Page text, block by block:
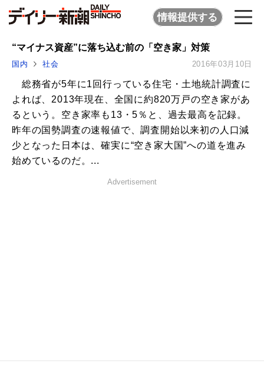
情報提供する
“マイナス資産”に落ち込む前の「空き家」対策
国内 社会 2016年03月10日
総務省が5年に1回行っている住宅・土地統計調査に
よれば、2013年現在、全国に約820万戸の空き家があ
るという。空き家率も13・5％と、過去最高を記録。
昨年の国勢調査の速報値で、調査開始以来初の人口減
少となった日本は、確実に“空き家大国”への道を進み
始めているのだ。...
Advertisement